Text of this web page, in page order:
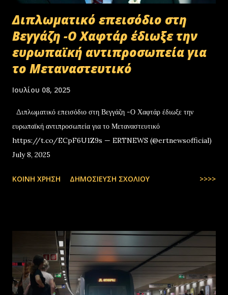
Διπλωματικό επεισόδιο στη
Βεγγάζη -Ο Χαφτάρ έδιωξε την
ευρωπαϊκή αντιπροσωπεία για
το Μεταναστευτικό
Ιουλίου 08, 2025
Διπλωματικό επεισόδιο στη Βεγγάζη -Ο Χαφτάρ έδιωξε την
ευρωπαϊκή αντιπροσωπεία για το Μεταναστευτικό
https://t.co/ECpF6U1Z9s — ERTNEWS (@ertnewsofficial)
July 8, 2025
ΚΟΙΝΉ ΧΡΉΣΗ ΔΗΜΟΣΊΕΥΣΗ ΣΧΟΛΊΟΥ >>>>